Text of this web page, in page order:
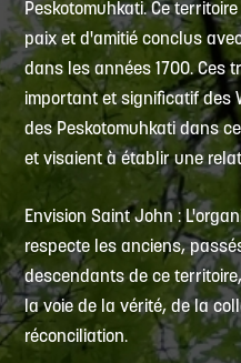
Peskotomuhkati. Ce
paix et d'amitié conclus
dans les années 1700. Ces
important et significatif des
des Peskotomuhkati dans
et visaient à établir une
Envision Saint John :
respecte les anciens,
descendants de ce
la voie de la vérité, de la
réconciliation.